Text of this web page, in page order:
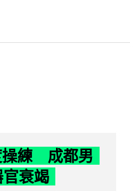
操練 成都男
衰竭